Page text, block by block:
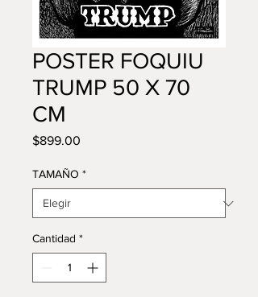
POSTER FOQUIU
TRUMP 50 X 70
CM
$899.00
TAMAÑO *
Cantidad *